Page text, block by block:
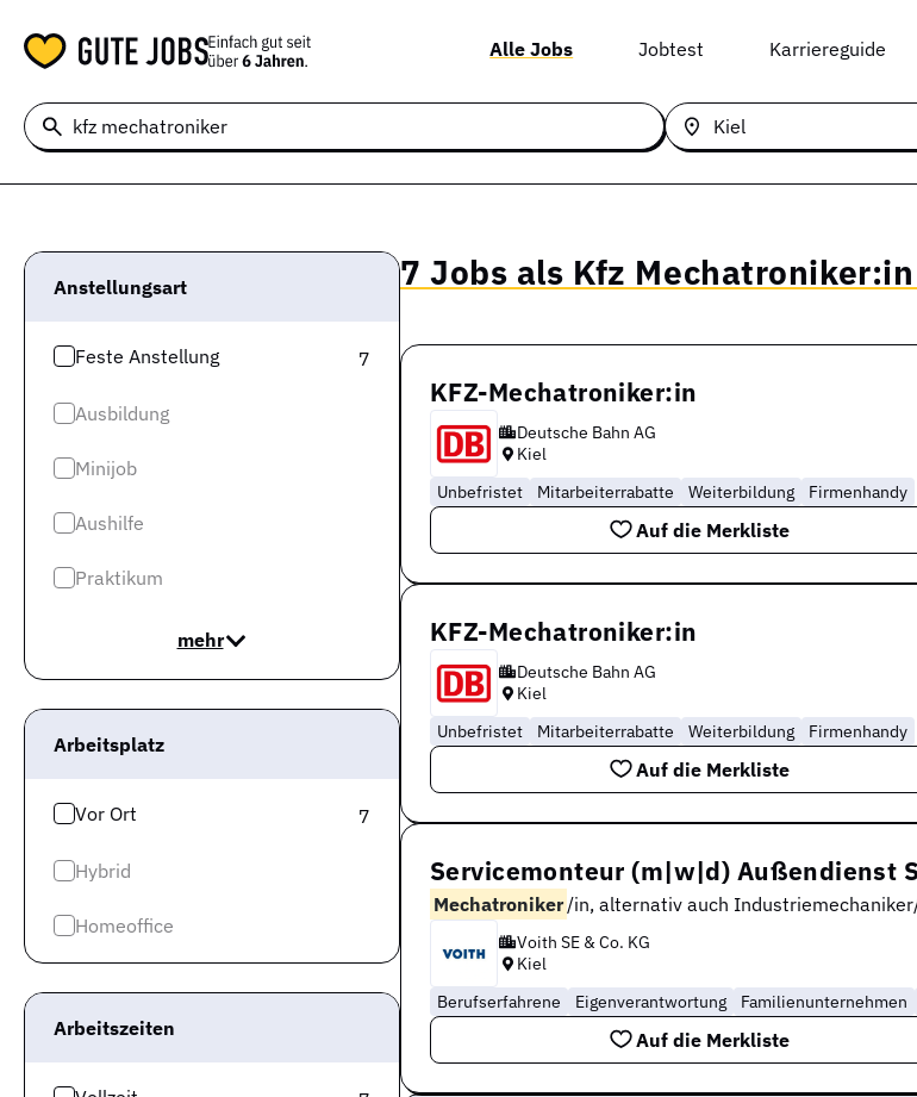
Alle Jobs Jobtest Karriereguide
Anstellungsart
Feste Anstellung 7
Ausbildung
Minijob
Aushilfe
Praktikum
mehr
Arbeitsplatz
Vor Ort 7
Hybrid
Homeoffice
Arbeitszeiten
7 Jobs als Kfz
KFZ-Mechatroniker:in
Deutsche Bahn AG
Kiel
Unbefristet
Mitarbeiterrabatte Weiterbildung Firmenhandy
Auf die Merkliste
KFZ-Mechatroniker:in
Deutsche Bahn AG
Kiel
Unbefristet
Mitarbeiterrabatte Weiterbildung Firmenhandy
Auf die Merkliste
Servicemonteur (m|w|d) Außendienst
Mechatroniker /in, alternativ auch
Voith SE & Co. KG
Kiel
Berufserfahrene
Eigenverantwortung Familienunternehmen
Auf die Merkliste